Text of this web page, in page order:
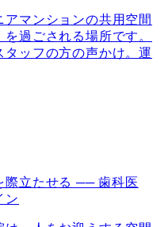
マンションの共用空間
過ごされる場所です。
タッフの方の声かけ。運
際立たせる ── 歯科医
ン